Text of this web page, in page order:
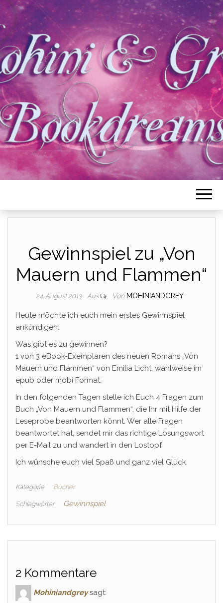
Gewinnspiel zu „Von
Mauern und Flammen“
24. August 2013 Aus Von MOHINIANDGREY
Heute möchte ich euch mein erstes Gewinnspiel
ankündigen.
Was gibt es zu gewinnen?
1 von 3 eBook-Exemplaren des neuen Romans „Von
Mauern und Flammen“ von Emilia Licht, wahlweise im
epub oder mobi Format.
In den folgenden Tagen stelle ich Euch 4 Fragen zum
Buch „Von Mauern und Flammen“, die Ihr mit Hilfe der
Leseprobe beantworten könnt. Wer alle Fragen
beantwortet hat, sendet mir das richtige Lösungswort
per E-Mail zu und wandert in den Lostopf.
Ich wünsche euch viel Spaß und ganz viel Glück.
Kategorie Bücher
Schlagwörter Gewinnspiel
2 Kommentare
Mohiniandgrey sagt: